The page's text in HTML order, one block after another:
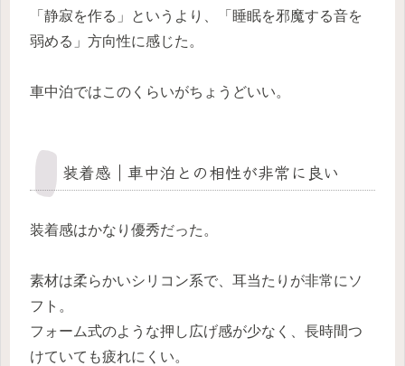
「静寂を作る」というより、「睡眠を邪魔する音を
弱める」方向性に感じた。
車中泊ではこのくらいがちょうどいい。
装着感｜車中泊との相性が非常に良い
装着感はかなり優秀だった。
素材は柔らかいシリコン系で、耳当たりが非常にソ
フト。
フォーム式のような押し広げ感が少なく、長時間つ
けていても疲れにくい。